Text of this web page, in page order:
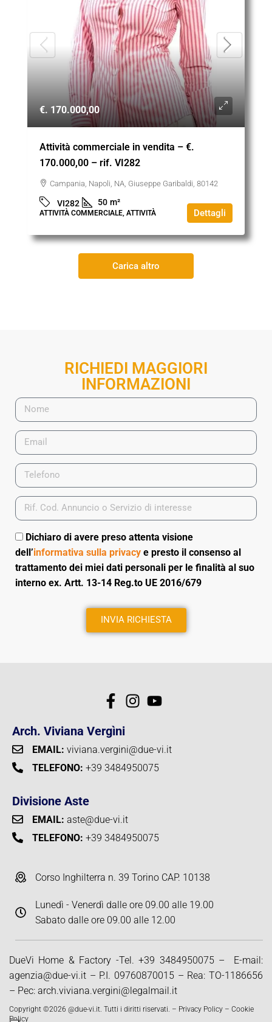
€. 170.000,00
Attività commerciale in vendita – €.
170.000,00 – rif. VI282
Campania, Napoli, NA, Giuseppe Garibaldi, 80142
VI282 50 m²
ATTIVITÀ COMMERCIALE, ATTIVITÀ Dettagli
Carica altro
RICHIEDI MAGGIORI
INFORMAZIONI
Dichiaro di avere preso attenta visione
dell’informativa sulla privacy e presto il consenso al
trattamento dei miei dati personali per le finalità al suo
interno ex. Artt. 13-14 Reg.to UE 2016/679
INVIA RICHIESTA
Arch. Viviana Vergìni
EMAIL: viviana.vergini@due-vi.it
TELEFONO: +39 3484950075
Divisione Aste
EMAIL: aste@due-vi.it
TELEFONO: +39 3484950075
Corso Inghilterra n. 39 Torino CAP. 10138
Lunedì - Venerdì dalle ore 09.00 alle 19.00
Sabato dalle ore 09.00 alle 12.00
DueVi Home & Factory -Tel.+39 3484950075– E-mail:
agenzia@due-vi.it – P.I. 09760870015 – Rea: TO-1186656
– Pec: arch.viviana.vergini@legalmail.it
Copyright ©2026 @due-vi.it. Tutti i diritti riservati. – Privacy Policy – Cookie
Policy